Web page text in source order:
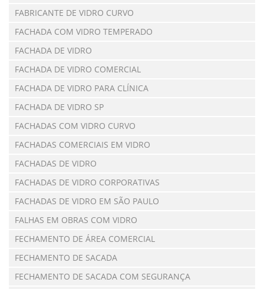
FABRICANTE DE VIDRO CURVO
FACHADA COM VIDRO TEMPERADO
FACHADA DE VIDRO
FACHADA DE VIDRO COMERCIAL
FACHADA DE VIDRO PARA CLÍNICA
FACHADA DE VIDRO SP
FACHADAS COM VIDRO CURVO
FACHADAS COMERCIAIS EM VIDRO
FACHADAS DE VIDRO
FACHADAS DE VIDRO CORPORATIVAS
FACHADAS DE VIDRO EM SÃO PAULO
FALHAS EM OBRAS COM VIDRO
FECHAMENTO DE ÁREA COMERCIAL
FECHAMENTO DE SACADA
FECHAMENTO DE SACADA COM SEGURANÇA